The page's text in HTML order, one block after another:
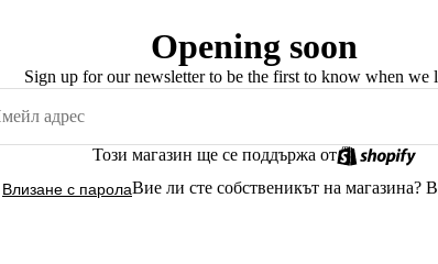
Opening soon
Sign up for our newsletter to be the first to know when we
Този магазин ще се поддържа от
Влизане с паролаВие ли сте собственикът на магазина?